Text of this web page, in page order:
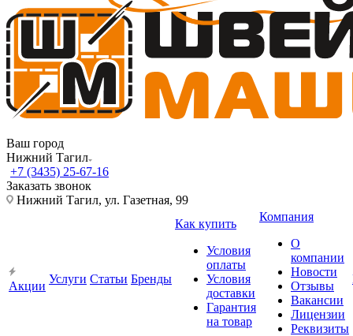
Ваш город
Нижний Тагил
+7 (3435) 25-67-16
Заказать звонок
Нижний Тагил, ул. Газетная, 99
Акции
Услуги Статьи Бренды
Как купить
Условия
оплаты
Условия
доставки
Гарантия
на товар
Компания
О
компании
Новости
Отзывы
Вакансии
Лицензии
Реквизиты